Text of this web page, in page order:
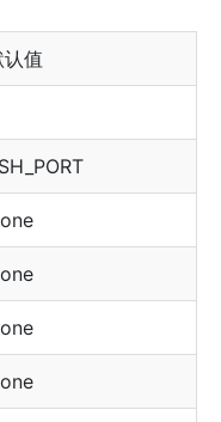
认值